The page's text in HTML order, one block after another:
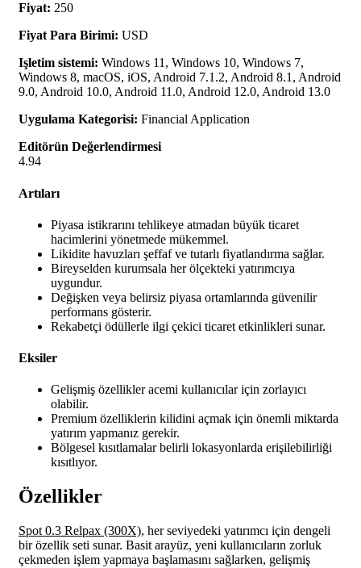
Fiyat: 250
Fiyat Para Birimi: USD
Işletim sistemi: Windows 11, Windows 10, Windows 7,
Windows 8, macOS, iOS, Android 7.1.2, Android 8.1, Android
9.0, Android 10.0, Android 11.0, Android 12.0, Android 13.0
Uygulama Kategorisi: Financial Application
Editörün Değerlendirmesi
4.94
Artıları
Piyasa istikrarını tehlikeye atmadan büyük ticaret
hacimlerini yönetmede mükemmel.
Likidite havuzları şeffaf ve tutarlı fiyatlandırma sağlar.
Bireyselden kurumsala her ölçekteki yatırımcıya
uygundur.
Değişken veya belirsiz piyasa ortamlarında güvenilir
performans gösterir.
Rekabetçi ödüllerle ilgi çekici ticaret etkinlikleri sunar.
Eksiler
Gelişmiş özellikler acemi kullanıcılar için zorlayıcı
olabilir.
Premium özelliklerin kilidini açmak için önemli miktarda
yatırım yapmanız gerekir.
Bölgesel kısıtlamalar belirli lokasyonlarda erişilebilirliği
kısıtlıyor.
Özellikler
Spot 0.3 Relpax (300X), her seviyedeki yatırımcı için dengeli
bir özellik seti sunar. Basit arayüz, yeni kullanıcıların zorluk
çekmeden işlem yapmaya başlamasını sağlarken, gelişmiş